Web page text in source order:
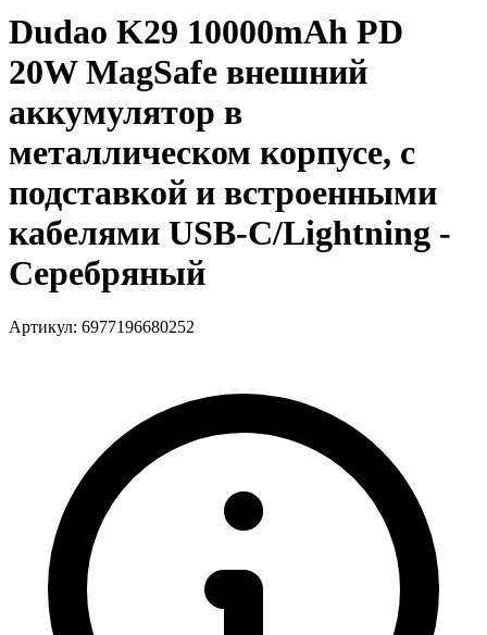
Dudao K29 10000mAh PD
20W MagSafe внешний
аккумулятор в
металлическом корпусе, с
подставкой и встроенными
кабелями USB-C/Lightning -
Серебряный
Артикул: 6977196680252